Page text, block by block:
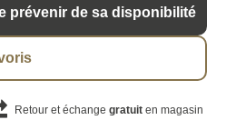
prévenir de sa disponibilité
Retour et échange gratuiten magasin